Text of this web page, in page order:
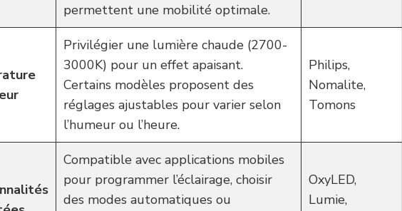
permettent une mobilité optimale.
Privilégier une lumière chaude (2700-
3000K) pour un effet apaisant.
Certains modèles proposent des
réglages ajustables pour varier selon
l’humeur ou l’heure.
Philips,
Nomalite,
Tomons
Compatible avec applications mobiles
pour programmer l’éclairage, choisir
des modes automatiques ou
OxyLED,
Lumie,